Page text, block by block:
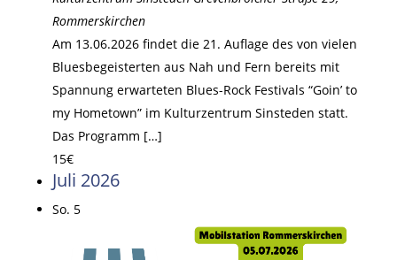
Rommerskirchen
Am 13.06.2026 findet die 21. Auflage des von vielen
Bluesbegeisterten aus Nah und Fern bereits mit
Spannung erwarteten Blues-Rock Festivals “Goin’ to
my Hometown” im Kulturzentrum Sinsteden statt.
Das Programm […]
15€
Juli 2026
So. 5